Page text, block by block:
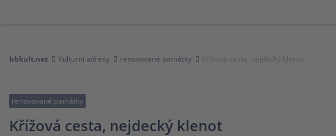
bbkult.net Kulturní adresy renovované památky Křížová cesta, nejdecký klenot
renovované památky
Křížová cesta, nejdecký klenot